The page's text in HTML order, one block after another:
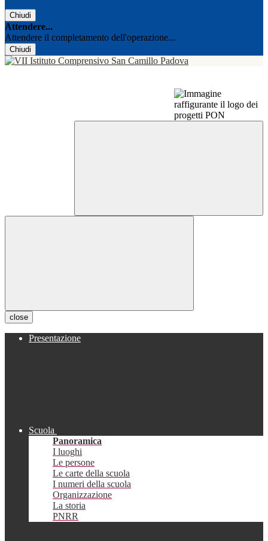
Chiudi
Attendere...
Attendere il completamento dell'operazione...
Chiudi
close
Presentazione
Scuola
Panoramica
I luoghi
Le persone
Le carte della scuola
I numeri della scuola
Organizzazione
La storia
PNRR